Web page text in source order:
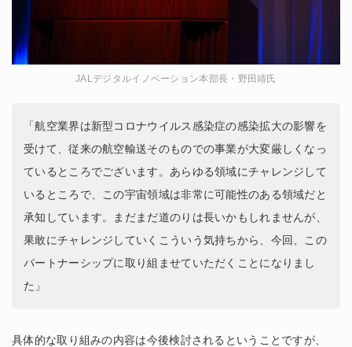
JALデジタルイノベーション本部長・野田靖氏
「航空業界は新型コロナウイルス感染症の感染拡大の影響を
受けて、従来の航空輸送そのものでの事業が大変厳しくなっ
ているところでございます。あらゆる領域にチャレンジして
いるところで、この宇宙領域は非常に可能性のある領域だと
承知しています。まだまだ道のりは長いかもしれませんが、
果敢にチャレンジしていくこういう気持ちから、今回、この
パートナーシップに取り組ませていただくことになりまし
た」
具体的な取り組みの内容は今後検討されるということですが、